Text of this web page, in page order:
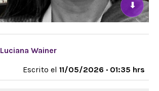
⬇
Luciana Wainer
Escrito el 11/05/2026 · 01:35 hrs